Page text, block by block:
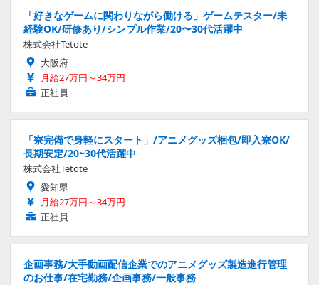
「好きなゲームに関わりながら働ける」ゲームテスター/未
経験OK/研修あり/シンプル作業/20〜30代活躍中
株式会社Tetote
大阪府
月給27万円～34万円
正社員
「寮完備で身軽にスタート」/アニメグッズ梱包/即入寮OK/
長期安定/20~30代活躍中
株式会社Tetote
愛知県
月給27万円～34万円
正社員
企画事務/大手動画配信企業でのアニメグッズ製造進行管理
のお仕事/在宅勤務/企画事務/一般事務